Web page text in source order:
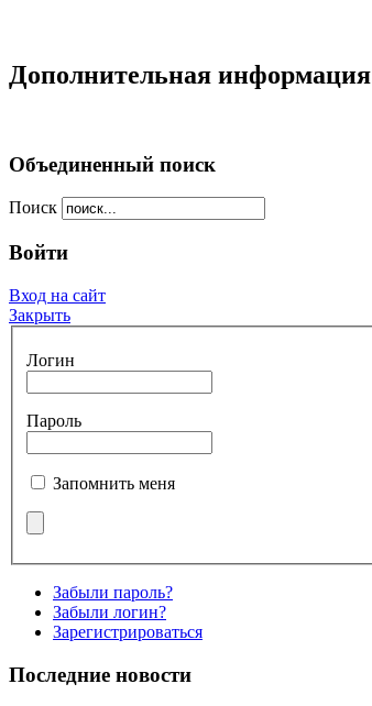
Дополнительная информация
Объединенный поиск
Поиск
Войти
Вход на сайт
Закрыть
Логин
Пароль
Запомнить меня
Забыли пароль?
Забыли логин?
Зарегистрироваться
Последние новости